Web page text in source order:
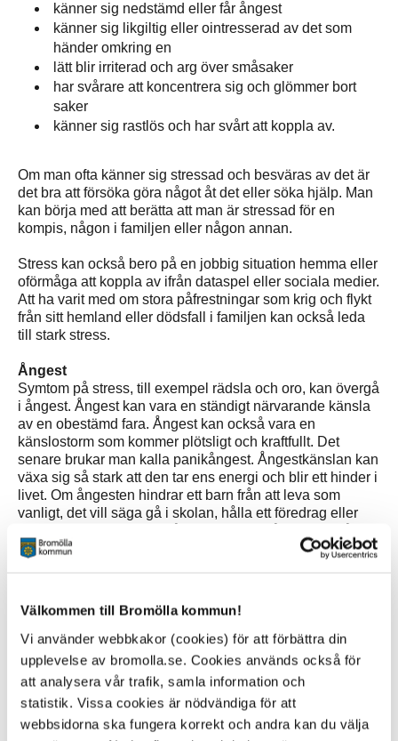
Välkommen till Bromölla kommun!
Vi använder webbkakor (cookies) för att förbättra din
upplevelse av bromolla.se. Cookies används också för
att analysera vår trafik, samla information och
statistik. Vissa cookies är nödvändiga för att
webbsidorna ska fungera korrekt och andra kan du välja
känner sig nedstämd eller får ångest
känner sig likgiltig eller ointresserad av det som
händer omkring en
lätt blir irriterad och arg över småsaker
har svårare att koncentrera sig och glömmer bort
saker
känner sig rastlös och har svårt att koppla av.
Om man ofta känner sig stressad och besväras av det är
det bra att försöka göra något åt det eller söka hjälp. Man
kan börja med att berätta att man är stressad för en
kompis, någon i familjen eller någon annan.
Stress kan också bero på en jobbig situation hemma eller
oförmåga att koppla av ifrån dataspel eller sociala medier.
Att ha varit med om stora påfrestningar som krig och flykt
från sitt hemland eller dödsfall i familjen kan också leda
till stark stress.
Ångest
Symtom på stress, till exempel rädsla och oro, kan övergå
i ångest. Ångest kan vara en ständigt närvarande känsla
av en obestämd fara. Ångest kan också vara en
känslostorm som kommer plötsligt och kraftfullt. Det
senare brukar man kalla panikångest. Ångestkänslan kan
växa sig så stark att den tar ens energi och blir ett hinder i
livet. Om ångesten hindrar ett barn från att leva som
vanligt, det vill säga gå i skolan, hålla ett föredrag eller
behöver barnet hjälp.
tryck över bröstet/svårt att andas, yrsel, svettningar,
spända muskler, torr i munnen eller klump i halsen,
stickningar i händerna
Källa:UMO samtBarnperspektivet